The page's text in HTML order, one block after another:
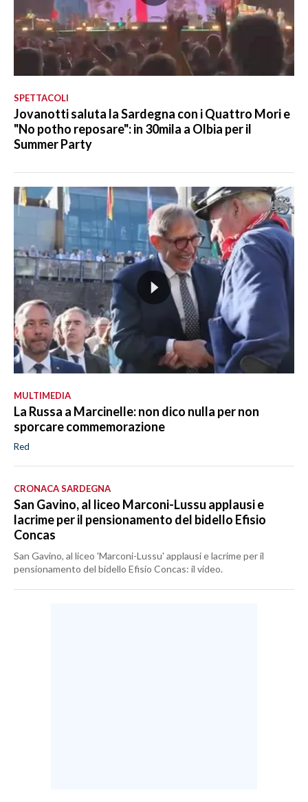
SPETTACOLI
Jovanotti saluta la Sardegna con i Quattro Mori e
"No potho reposare": in 30mila a Olbia per il
Summer Party
MULTIMEDIA
La Russa a Marcinelle: non dico nulla per non
sporcare commemorazione
Red
CRONACA SARDEGNA
San Gavino, al liceo Marconi-Lussu applausi e
lacrime per il pensionamento del bidello Efisio
Concas
San Gavino, al liceo 'Marconi-Lussu' applausi e lacrime per il
pensionamento del bidello Efisio Concas: il video.